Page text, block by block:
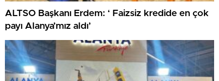
ALTSO Başkanı Erdem: ‘ Faizsiz kredide en çok
payı Alanya’mız aldı’